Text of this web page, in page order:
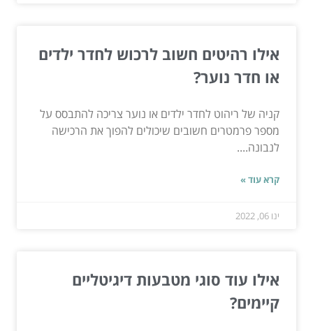
אילו רהיטים חשוב לרכוש לחדר ילדים
או חדר נוער?
קניה של ריהוט לחדר ילדים או נוער צריכה להתבסס על
מספר פרמטרים חשובים שיכולים להפוך את הרכישה
לנבונה....
קרא עוד »
ינו 06, 2022
אילו עוד סוגי מטבעות דיגיטליים
קיימים?